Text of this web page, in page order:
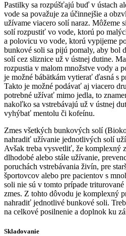
Pastilky sa rozpúšťajú buď v ústach
vode sa považuje za účinnejšie a
užívame viacero solí naraz. Môžeme
solí rozpustiť vo vode, ktorú po
a polovicu vo vode, ktorú vypijeme
bunkové soli sa pijú pomaly, aby bol
solí cez sliznice už v ústnej dutine.
rozpustia v malom množstve vody a
je možné bábätkám vytierať ďasná s
Takto je možné podávať aj viacero
potrebné užívať mimo jedla, to
nakoľko sa vstrebávajú už v ústnej
vyhýbať mentolu či kofeínu.
Zmes všetkých bunkových solí
nahradiť užívanie jednotlivých solí
Avšak treba vysvetliť, že komplexný
dlhodobé alebo stále užívanie,
poruchách vstrebávania živín, pre
športovcov alebo pre pacientov s
soli nie sú v tomto prípade triturované
zmes. Z tohto dôvodu je komplexný
nahradiť jednotlivé bunkové soli.
na celkové posilnenie a doplnok ku
Skladovanie